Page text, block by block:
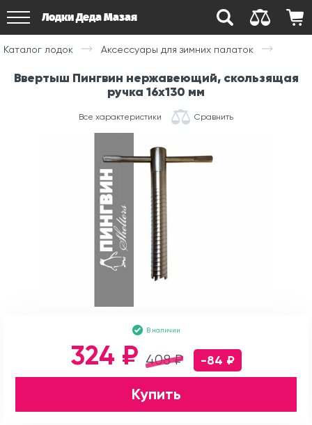
Лодки Деда Мазая
Каталог лодок Аксессуары для зимних палаток
Ввертыш Пингвин нержавеющий, скользящая
ручка 16х130 мм
Все характеристики Сравнить
В наличии
408 ₽
324 ₽ -84 ₽
Купить